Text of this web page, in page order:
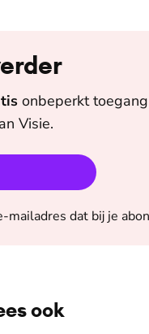
onbeperkt
Visie.
mailadres dat bij je
ook